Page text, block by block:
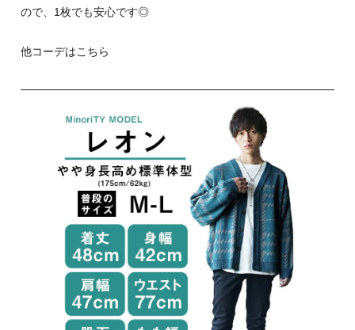
ので、1枚でも安心です◎
他コーデはこちら